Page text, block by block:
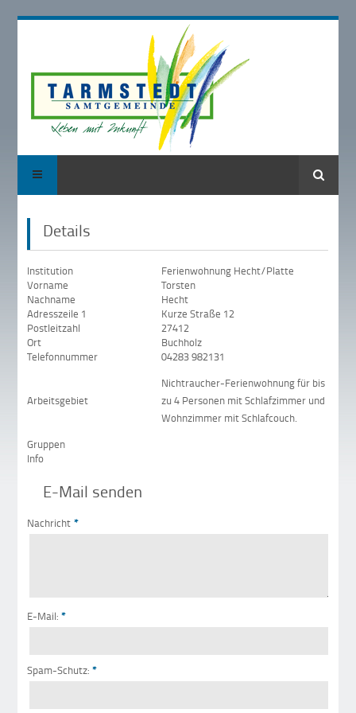
Suche
Details
Institution
Ferienwohnung Hecht/Platte
Vorname
Torsten
Nachname
Hecht
Adresszeile 1
Kurze Straße 12
Postleitzahl
27412
Ort
Buchholz
Telefonnummer
04283 982131
Arbeitsgebiet
Nichtraucher-Ferienwohnung für bis
zu 4 Personen mit Schlafzimmer und
Wohnzimmer mit Schlafcouch.
Gruppen
Info
E-Mail senden
Nachricht *
E-Mail: *
Spam-Schutz: *